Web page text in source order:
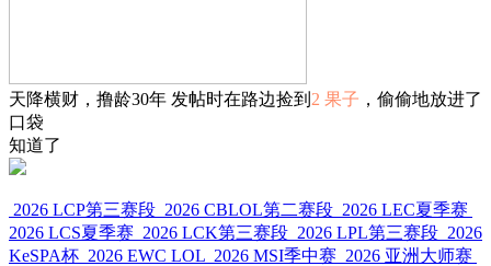
天降横财，撸龄30年 发帖时在路边捡到 2 果子 ，偷偷地放进了
口袋
知道了
2026 LCP第三赛段 2026 CBLOL第二赛段 2026 LEC夏季赛
2026 LCS夏季赛 2026 LCK第三赛段 2026 LPL第三赛段 2026
KeSPA杯 2026 EWC LOL 2026 MSI季中赛 2026 亚洲大师赛